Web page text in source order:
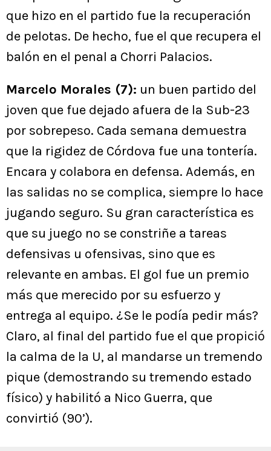
que hizo en el partido fue la recuperación
de pelotas. De hecho, fue el que recupera el
balón en el penal a Chorri Palacios.
Marcelo Morales (7): un buen partido del
joven que fue dejado afuera de la Sub-23
por sobrepeso. Cada semana demuestra
que la rigidez de Córdova fue una tontería.
Encara y colabora en defensa. Además, en
las salidas no se complica, siempre lo hace
jugando seguro. Su gran característica es
que su juego no se constriñe a tareas
defensivas u ofensivas, sino que es
relevante en ambas. El gol fue un premio
más que merecido por su esfuerzo y
entrega al equipo. ¿Se le podía pedir más?
Claro, al final del partido fue el que propició
la calma de la U, al mandarse un tremendo
pique (demostrando su tremendo estado
físico) y habilitó a Nico Guerra, que
convirtió (90’).